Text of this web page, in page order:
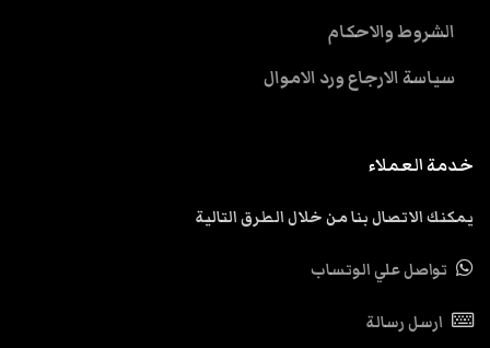
الشروط والاحكام
سياسة الارجاع ورد الاموال
خدمة العملاء
يمكنك الاتصال بنا من خلال الطرق التالية
تواصل علي الوتساب
ارسل رسالة